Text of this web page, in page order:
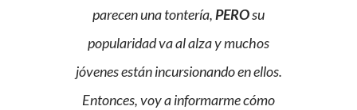
parecen una tontería,PEROsu
popularidad va al alza y muchos
jóvenes están incursionando en ellos.
Entonces, voy a informarme cómo